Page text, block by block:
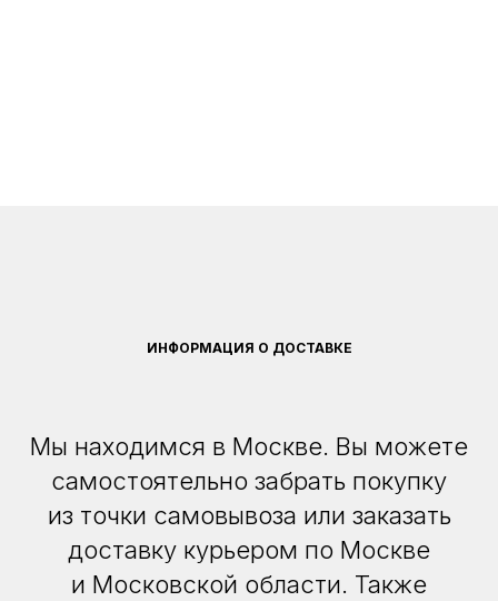
ИНФОРМАЦИЯ О ДОСТАВКЕ
Мы находимся в Москве. Вы можете
самостоятельно забрать покупку
из точки самовывоза или заказать
доставку курьером по Москве
и Московской области. Также